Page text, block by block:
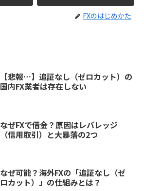
FXのはじめかた
【悲報…】追証なし（ゼロカット）の
国内FX業者は存在しない
なぜFXで借金？原因はレバレッジ
（信用取引）と大暴落の2つ
なぜ可能？海外FXの「追証なし（ゼ
ロカット）」の仕組みとは？